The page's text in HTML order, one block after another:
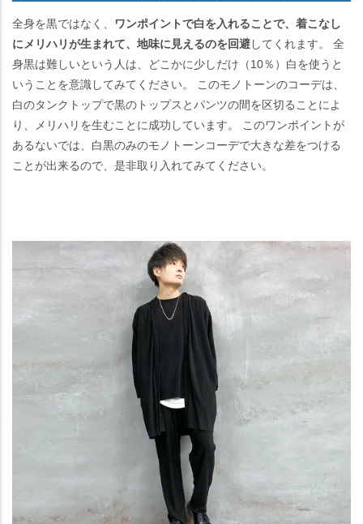
全身を黒ではなく、
ワンポイントで白を入れることで、着こなし
にメリハリが生まれて、地味に見えるのを回避してくれます。 全
身黒は難しいという人は、どこかに少しだけ（10％）白を使うと
いうことを意識してみてください。 このモノトーンのコーデは、
白のタンクトップで黒のトップスとパンツの間を区切ることによ
り、メリハリを生むことに成功しています。 このワンポイントが
あるないでは、白黒のみのモノトーンコーデで大きな差をつける
ことが出来るので、是非取り入れてみてください。